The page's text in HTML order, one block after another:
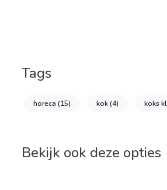
Tags
horeca (15) kok(4) koks
Bekijk ook deze opties